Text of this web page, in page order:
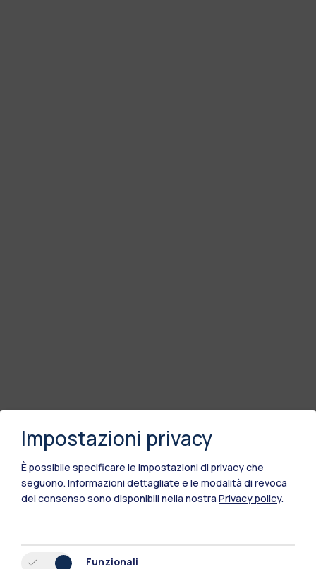
Tutti i siti dell’ecosistema
Impostazioni privacy
È possibile specificare le impostazioni di privacy che
seguono. Informazioni dettagliate e le modalità di revoca
del consenso sono disponibili nella nostra Privacy policy.
Funzionali